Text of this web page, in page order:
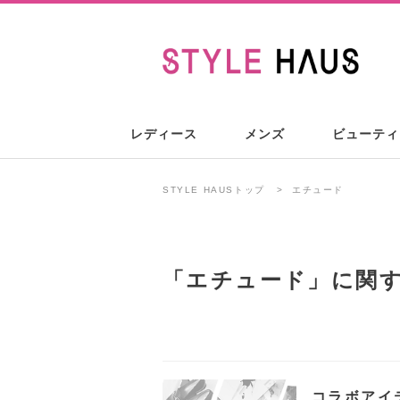
レディース メンズ ビューテ
STYLE HAUSトップ エチュード
「エチュード 」に関
コラボア